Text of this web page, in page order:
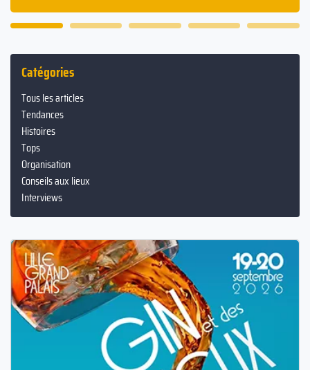
Catégories
Tous les articles
Tendances
Histoires
Tops
Organisation
Conseils aux lieux
Interviews